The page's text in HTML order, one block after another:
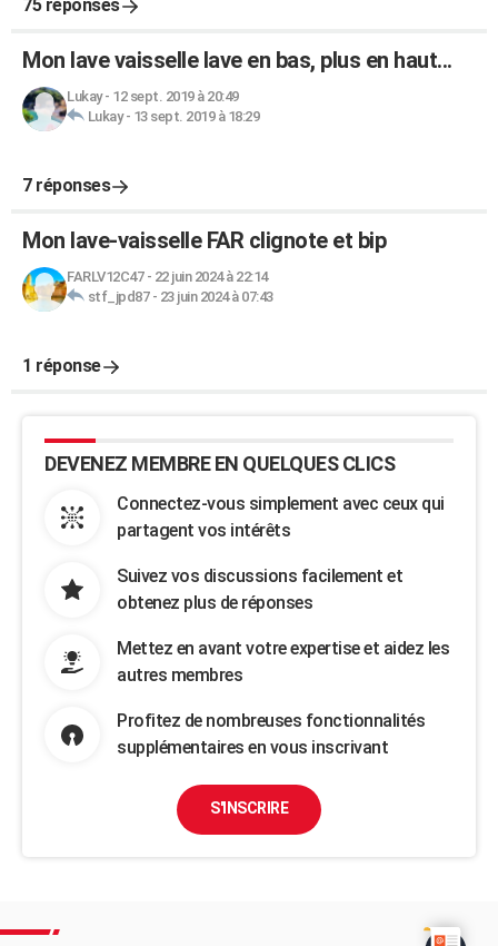
75 réponses
Mon lave vaisselle lave en bas, plus en haut...
Lukay- 12 sept. 2019 à 20:49
Lukay- 13 sept. 2019 à 18:29
7 réponses
Mon lave-vaisselle FAR clignote et bip
FARLV12C47- 22 juin 2024 à 22:14
stf_jpd87- 23 juin 2024 à 07:43
1 réponse
DEVENEZ MEMBRE EN QUELQUES CLICS
Connectez-vous simplement avec ceux qui
partagent vos intérêts
Suivez vos discussions facilement et
obtenez plus de réponses
Mettez en avant votre expertise et aidez les
autres membres
Profitez de nombreuses fonctionnalités
supplémentaires en vous inscrivant
S'INSCRIRE